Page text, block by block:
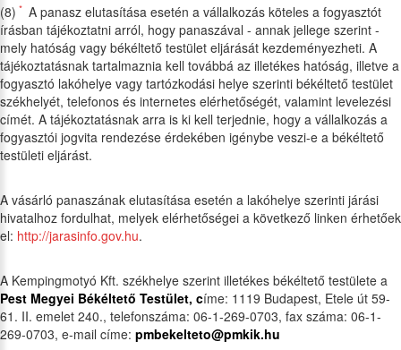
(8) * A panasz elutasítása esetén a vállalkozás köteles a fogyasztót
írásban tájékoztatni arról, hogy panaszával - annak jellege szerint -
mely hatóság vagy békéltető testület eljárását kezdeményezheti. A
tájékoztatásnak tartalmaznia kell továbbá az illetékes hatóság, illetve a
fogyasztó lakóhelye vagy tartózkodási helye szerinti békéltető testület
székhelyét, telefonos és internetes elérhetőségét, valamint levelezési
címét. A tájékoztatásnak arra is ki kell terjednie, hogy a vállalkozás a
fogyasztói jogvita rendezése érdekében igénybe veszi-e a békéltető
testületi eljárást.
A vásárló panaszának elutasítása esetén a lakóhelye szerinti járási
hivatalhoz fordulhat, melyek elérhetőségei a következő linken érhetőek
el: http://jarasinfo.gov.hu.
A Kempingmotyó Kft. székhelye szerint illetékes békéltető testülete a
Pest Megyei Békéltető Testület, címe: 1119 Budapest, Etele út 59-
61. II. emelet 240., telefonszáma: 06-1-269-0703, fax száma: 06-1-
269-0703, e-mail címe: pmbekelteto@pmkik.hu